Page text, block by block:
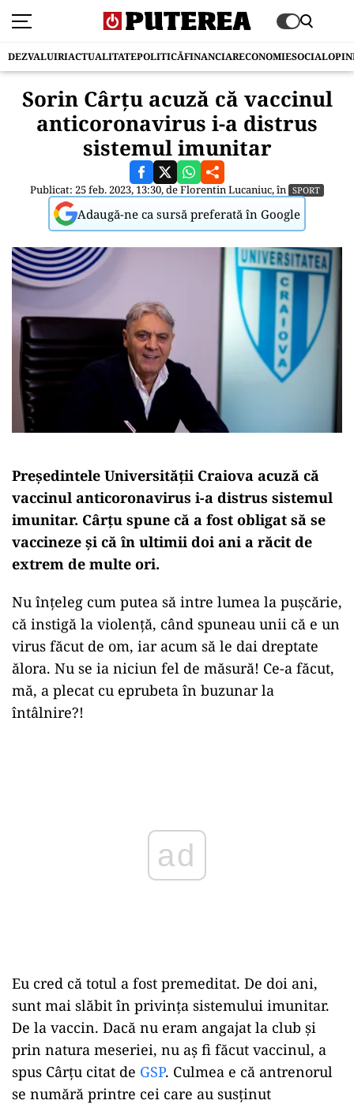
DEZVALUIRIACTUALITATEPOLITICĂFINANCIARECONOMIESOCIAL
Sorin Cârțu acuză că vaccinul
anticoronavirus i-a distrus
sistemul imunitar
Publicat: 25 feb. 2023, 13:30, deFlorentin Lucaniuc, în SPORT
Adaugă-ne ca sursă preferată în Google
Președintele Universității Craiova acuză că
vaccinul anticoronavirus i-a distrus sistemul
imunitar. Cârțu spune că a fost obligat să se
vaccineze și că în ultimii doi ani a răcit de
extrem de multe ori.
Nu înțeleg cum putea să intre lumea la pușcărie,
că instigă la violență, când spuneau unii că e un
virus făcut de om, iar acum să le dai dreptate
ălora. Nu se ia niciun fel de măsură! Ce-a făcut,
mă, a plecat cu eprubeta în buzunar la
întâlnire?!
Eu cred că totul a fost premeditat. De doi ani,
sunt mai slăbit în privința sistemului imunitar.
De la vaccin. Dacă nu eram angajat la club și
prin natura meseriei, nu aș fi făcut vaccinul, a
spus Cârțu citat de GSP. Culmea e că antrenorul
se numără printre cei care au susținut